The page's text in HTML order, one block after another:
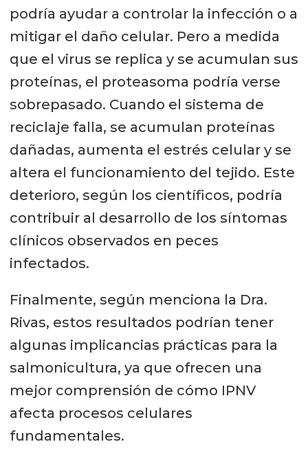
podría ayudar a controlar la infección o a
mitigar el daño celular. Pero a medida
que el virus se replica y se acumulan sus
proteínas, el proteasoma podría verse
sobrepasado. Cuando el sistema de
reciclaje falla, se acumulan proteínas
dañadas, aumenta el estrés celular y se
altera el funcionamiento del tejido. Este
deterioro, según los científicos, podría
contribuir al desarrollo de los síntomas
clínicos observados en peces
infectados.
Finalmente, según menciona la Dra.
Rivas, estos resultados podrían tener
algunas implicancias prácticas para la
salmonicultura, ya que ofrecen una
mejor comprensión de cómo IPNV
afecta procesos celulares
fundamentales.